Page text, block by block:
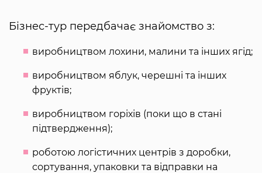
Бізнес-тур передбачає знайомство з:
виробництвом лохини, малини та інших ягід;
виробництвом яблук, черешні та інших
фруктів;
виробництвом горіхів (поки що в стані
підтвердження);
роботою логістичних центрів з доробки,
сортування, упаковки та відправки на